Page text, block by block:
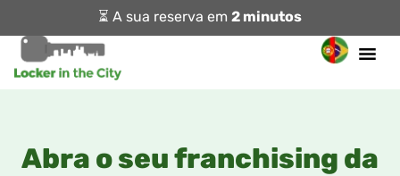
⏳ A sua reserva em 2 minutos
Abra o seu franchising da